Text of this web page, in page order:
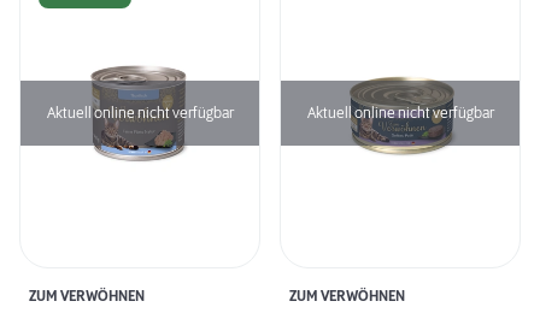
Aktuell online nicht verfügbar
ZUM VERWÖHNEN
Aktuell online nicht verfügbar
ZUM VERWÖHNEN